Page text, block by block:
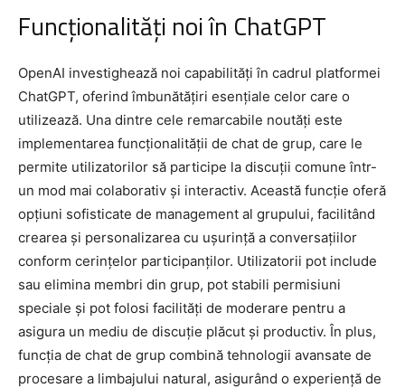
Funcționalități noi în ChatGPT
OpenAI investighează noi capabilități în cadrul platformei
ChatGPT, oferind îmbunătățiri esențiale celor care o
utilizează. Una dintre cele remarcabile noutăți este
implementarea funcționalității de chat de grup, care le
permite utilizatorilor să participe la discuții comune într-
un mod mai colaborativ și interactiv. Această funcție oferă
opțiuni sofisticate de management al grupului, facilitând
crearea și personalizarea cu ușurință a conversațiilor
conform cerințelor participanților. Utilizatorii pot include
sau elimina membri din grup, pot stabili permisiuni
speciale și pot folosi facilități de moderare pentru a
asigura un mediu de discuție plăcut și productiv. În plus,
funcția de chat de grup combină tehnologii avansate de
procesare a limbajului natural, asigurând o experiență de